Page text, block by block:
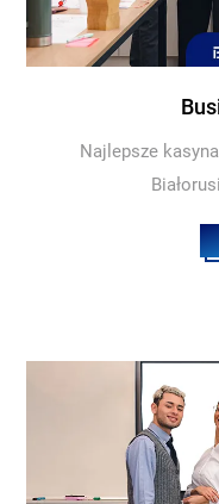
Najlepsze